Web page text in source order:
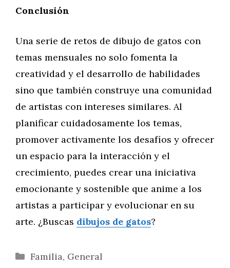
Conclusión
Una serie de retos de dibujo de gatos con
temas mensuales no solo fomenta la
creatividad y el desarrollo de habilidades
sino que también construye una comunidad
de artistas con intereses similares. Al
planificar cuidadosamente los temas,
promover activamente los desafíos y ofrecer
un espacio para la interacción y el
crecimiento, puedes crear una iniciativa
emocionante y sostenible que anime a los
artistas a participar y evolucionar en su
arte. ¿Buscas dibujos de gatos?
Categorías
Familia, General